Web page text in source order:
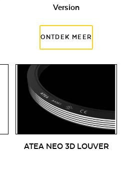
Version
ATEA NEO 3D LOUVER